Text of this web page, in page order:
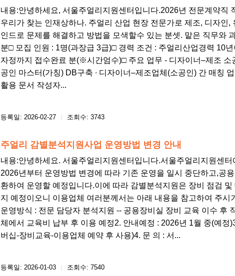
내용: ​안녕하세요, 서울주얼리지원센터입니다.2026년 전문계약직
우리가 찾는 인재상하나. 주얼리 산업 현장 전문가로 제조, 디자인
인드로 문제를 해결하고 방법을 모색할수 있는 분셋. 맡은 직무와
분□ 모집 인원 : 1명(과장급 3급)□ 경력 조건 : 주얼리산업경력 10
자정까지 접수완료 분(※시간엄수)□ 주요 업무 - 디자이너–제조 소
공인 마스터(가칭) DB구축 ∙ 디자이너–제조업체(소공인) 간 매칭
활용 문서 작성자...
등록일: 2026-02-27 조회수: 3743
주얼리 감별분석지원사업 운영방법 변경 안내
내용: ​안녕하세요. 서울주얼리지원센터입니다.서울주얼리지원센
2026년부터 운영방법 변경에 따라 기존 운영을 일시 중단하고,공
환하여 운영할 예정입니다.이에 따라 감별분석지원은 장비 점검
지 예정이오니 이용업체 여러분께서는 아래 내용을 참고하여 주
운영방식 : 전문 담당자 분석지원 -- 공용장비실 장비 교육 이수 후
체에서 교육비 납부 후 이용 예정2. 안내예정 : 2026년 1월 중(예정
버십-장비교육-이용업체 예약 후 사용)4. 문 의 : 서...
등록일: 2026-01-03 조회수: 7540